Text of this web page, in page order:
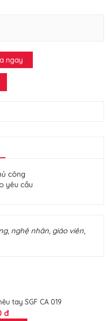
ngay
công
yêu cầu
, nghệ nhân giáo viên
tay SGF CA 019
đ